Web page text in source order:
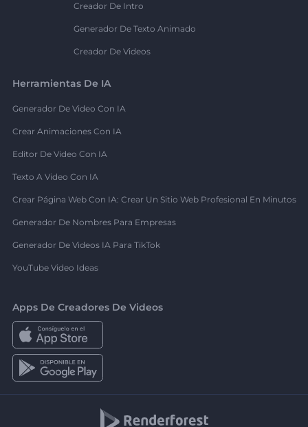
Creador De Intro
Generador De Texto Animado
Creador De Videos
Herramientas De IA
Generador De Video Con IA
Crear Animaciones Con IA
Editor De Video Con IA
Texto A Video Con IA
Crear Página Web Con IA: Crear Un Sitio Web Profesional En Minutos
Generador De Nombres Para Empresas
Generador De Videos IA Para TikTok
YouTube Video Ideas
Apps De Creadores De Videos